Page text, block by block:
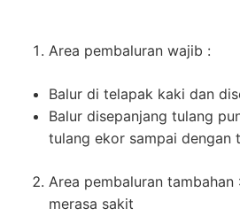
Area pembaluran wajib :
Balur di telapak kaki dan
Balur disepanjang tulang
tulang ekor sampai dengan
Area pembaluran tambahan
merasa sakit